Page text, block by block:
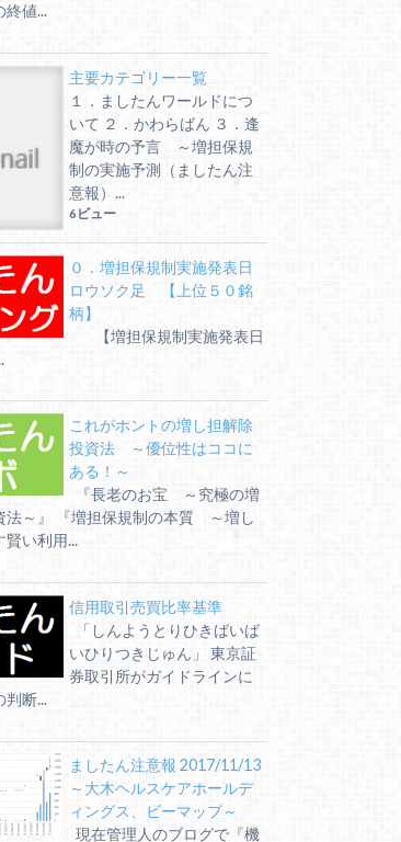
終値...
主要カテゴリー一覧
１．ましたんワールドにつ
いて ２．かわらばん ３．逢
魔が時の予言 ～増担保規
制の実施予測（ましたん注
意報）...
6ビュー
０．増担保規制実施発表日
ロウソク足 【上位５０銘
柄】
【増担保規制実施発表日
これがホントの増し担解除
投資法 ～優位性はココに
ある！～
『長老のお宝 ～究極の増
法～』 『増担保規制の本質 ～増し
賢い利用...
信用取引売買比率基準
「しんようとりひきばいば
いひりつきじゅん」 東京証
券取引所がガイドラインに
判断...
ましたん注意報 2017/11/13
～大木ヘルスケアホールデ
ィングス、ビーマップ～
現在管理人のブログで『機